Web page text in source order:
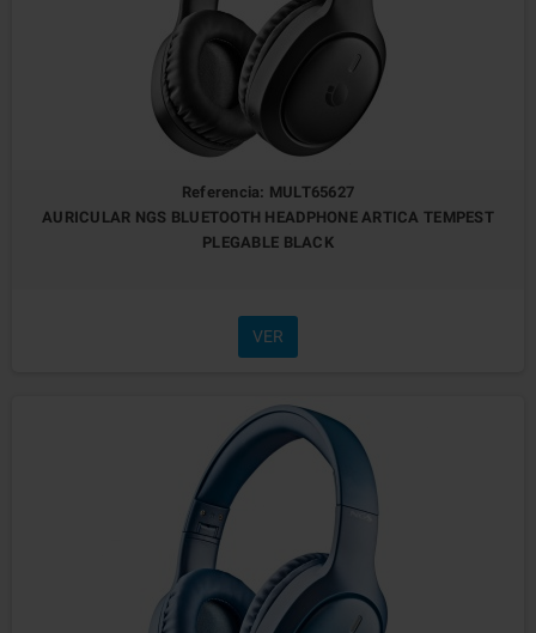
Referencia: MULT65627
AURICULAR NGS BLUETOOTH HEADPHONE ARTICA TEMPEST
PLEGABLE BLACK
VER